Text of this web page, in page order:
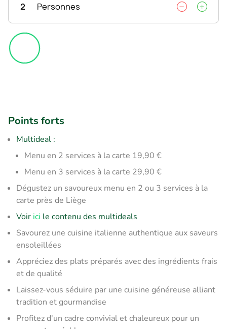
2 Personnes
Points forts
Multideal :
Menu en 2 services à la carte 19,90 €
Menu en 3 services à la carte 29,90 €
Dégustez un savoureux menu en 2 ou 3 services à la
carte près de Liège
Voir ici le contenu des multideals
Savourez une cuisine italienne authentique aux saveurs
ensoleillées
Appréciez des plats préparés avec des ingrédients frais
et de qualité
Laissez-vous séduire par une cuisine généreuse alliant
tradition et gourmandise
Profitez d'un cadre convivial et chaleureux pour un